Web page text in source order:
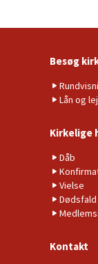
Besøg
Lån og
Kirkelige
Dåb
Vielse
Dødsfald
Kontakt